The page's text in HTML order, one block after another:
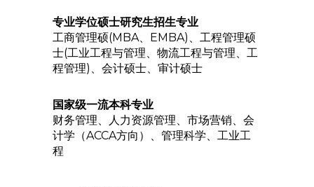
专业学位硕士研究生招生专业
工商管理硕(MBA、EMBA)、工程管理硕
士(工业工程与管理、物流工程与管理、工
程管理)、会计硕士、审计硕士
国家级一流本科专业
财务管理、人力资源管理、市场营销、会
计学（ACCA方向）、管理科学、工业工
程